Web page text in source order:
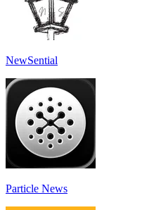
NewSential
Particle News